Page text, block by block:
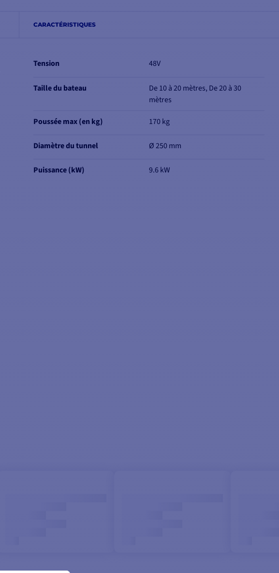
CARACTÉRISTIQUES
Tension 48V
Taille du bateau
De 10 à 20 mètres, De 20 à 30
mètres
Poussée max (en kg) 170 kg
Diamètre du tunnel Ø 250 mm
Puissance (kW) 9.6 kW